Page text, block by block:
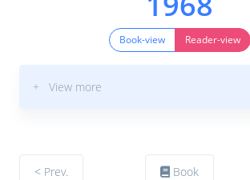
Book-view Reader-view
+ View more
< Prev. Book